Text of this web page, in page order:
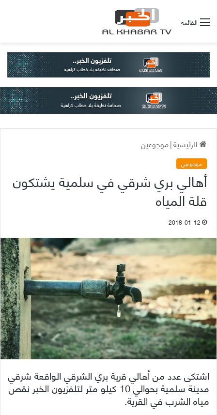
القائمة
الرئيسية|موجوعين
موجوعين
أهالي بري شرقي في سلمية يشتكون
قلة المياه
2018-01-12
اشتكى عدد من أهالي قرية بري الشرقي الواقعة شرقي
مدينة سلمية بحوالي 10 كيلو متر لتلفزيون الخبر نقص
مياه الشرب في القرية.